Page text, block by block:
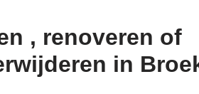
, renoveren of
in